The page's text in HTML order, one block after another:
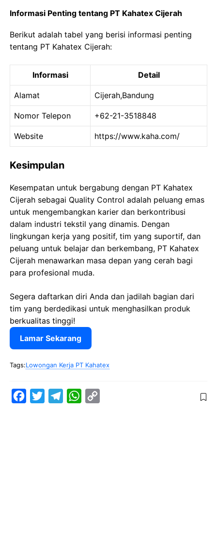
Informasi Penting tentang PT Kahatex Cijerah
Berikut adalah tabel yang berisi informasi penting
tentang PT Kahatex Cijerah:
Informasi Detail
Alamat Cijerah,Bandung
Nomor Telepon +62-21-3518848
Website https://www.kaha.com/
Kesimpulan
Kesempatan untuk bergabung dengan PT Kahatex
Cijerah sebagai Quality Control adalah peluang emas
untuk mengembangkan karier dan berkontribusi
dalam industri tekstil yang dinamis. Dengan
lingkungan kerja yang positif, tim yang suportif, dan
peluang untuk belajar dan berkembang, PT Kahatex
Cijerah menawarkan masa depan yang cerah bagi
para profesional muda.
Segera daftarkan diri Anda dan jadilah bagian dari
tim yang berdedikasi untuk menghasilkan produk
berkualitas tinggi!
Lamar Sekarang
Tags:Lowongan Kerja PT Kahatex
W